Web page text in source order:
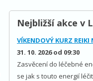
Nejbližší akce v
VÍKENDOVÝ KURZ REIKI
31. 10. 2026 od 09:30
Zasvěcení do léčebné
se jak s touto energií